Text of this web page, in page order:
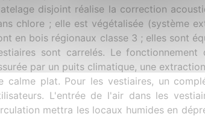
disjoint réalise la correction
chlore ; elle est végétalisée (système
en bois régionaux classe 3 ; elles sont
sont carrelés. Le
par un puits climatique, une
calme plat. Pour les vestiaires, un
L'entrée de l'air dans les
mettra les locaux humides en